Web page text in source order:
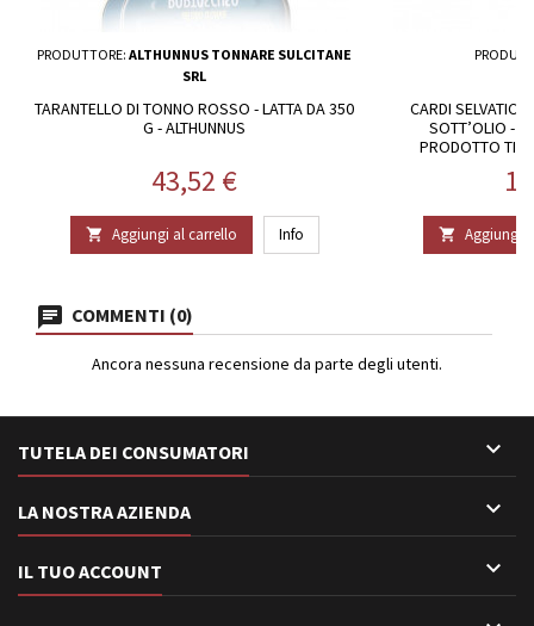
PRODUTTORE: ALTHUNNUS TONNARE SULCITANE
SRL
TARANTELLO DI TONNO ROSSO - LATTA DA 350
G - ALTHUNNUS
Prezzo
43,52 €
 Aggiungi al carrello Info
CARDI SELVATICI
SOTT’OLIO -
PRODOTTO
 Aggiungi
COMMENTI (0)
Ancora nessuna recensione da parte degli utenti.
TUTELA DEI CONSUMATORI 
LA NOSTRA AZIENDA 
IL TUO ACCOUNT 